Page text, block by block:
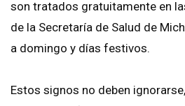
son tratados gratuitamente en
de la Secretaría de Salud de
a domingo y días festivos.
Estos signos no deben